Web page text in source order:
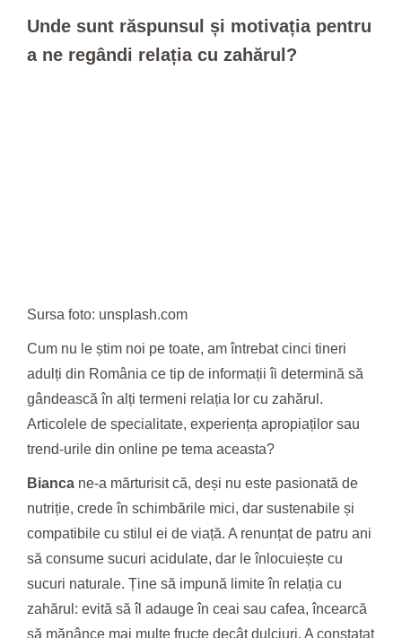
Unde sunt răspunsul și motivația pentru
a ne regândi relația cu zahărul?
Sursa foto: unsplash.com
Cum nu le știm noi pe toate, am întrebat cinci tineri
adulți din România ce tip de informații îi determină să
gândească în alți termeni relația lor cu zahărul.
Articolele de specialitate, experiența apropiaților sau
trend-urile din online pe tema aceasta?
Bianca ne-a mărturisit că, deși nu este pasionată de
nutriție, crede în schimbările mici, dar sustenabile și
compatibile cu stilul ei de viață. A renunțat de patru ani
să consume sucuri acidulate, dar le înlocuiește cu
sucuri naturale. Ține să impună limite în relația cu
zahărul: evită să îl adauge în ceai sau cafea, încearcă
să mănânce mai multe fructe decât dulciuri. A constatat